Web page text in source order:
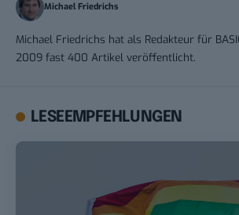
Michael Friedrichs
Michael Friedrichs hat als Redakteur für
2009 fast 400 Artikel veröffentlicht.
LESEEMPFEHLUNGEN